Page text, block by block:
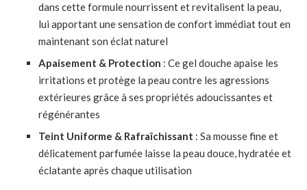
dans cette formule nourrissent et revitalisent la peau,
lui apportant une sensation de confort immédiat tout en
maintenant son éclat naturel
Apaisement & Protection : Ce gel douche apaise les
irritations et protège la peau contre les agressions
extérieures grâce à ses propriétés adoucissantes et
régénérantes
Teint Uniforme & Rafraîchissant : Sa mousse fine et
délicatement parfumée laisse la peau douce, hydratée et
éclatante après chaque utilisation